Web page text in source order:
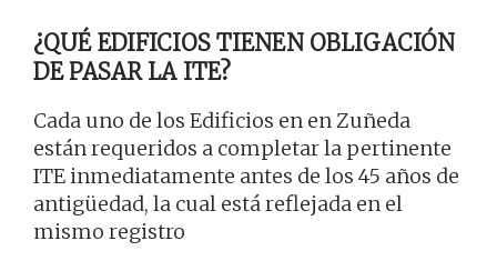
¿QUÉ EDIFICIOS TIENEN OBLIGACIÓN
DE PASAR LA ITE?
Cada uno de los Edificios en en Zuñeda
están requeridos a completar la pertinente
ITE inmediatamente antes de los 45 años de
antigüedad, la cual está reflejada en el
mismo registro